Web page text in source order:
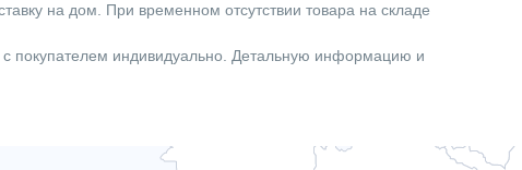
на дом. При временном отсутствии товара на складе
с покупателем индивидуально. Детальную информацию и